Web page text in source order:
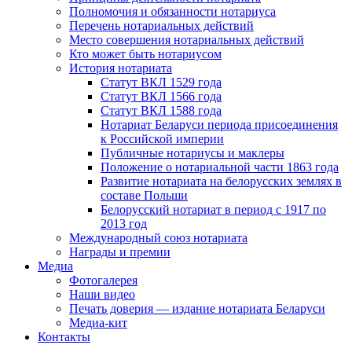
Полномочия и обязанности нотариуса
Перечень нотариальных действий
Место совершения нотариальных действий
Кто может быть нотариусом
История нотариата
Статут ВКЛ 1529 года
Статут ВКЛ 1566 года
Статут ВКЛ 1588 года
Нотариат Беларуси периода присоединения
к Российской империи
Публичные нотариусы и маклеры
Положение о нотариальной части 1863 года
Развитие нотариата на белорусских землях в
составе Польши
Белорусский нотариат в период с 1917 по
2013 год
Международный союз нотариата
Награды и премии
Медиа
Фотогалерея
Наши видео
Печать доверия — издание нотариата Беларуси
Медиа-кит
Контакты